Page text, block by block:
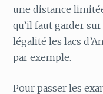
une distance
qu’il faut garder
légalité les lacs
par exemple.
Pour passer les